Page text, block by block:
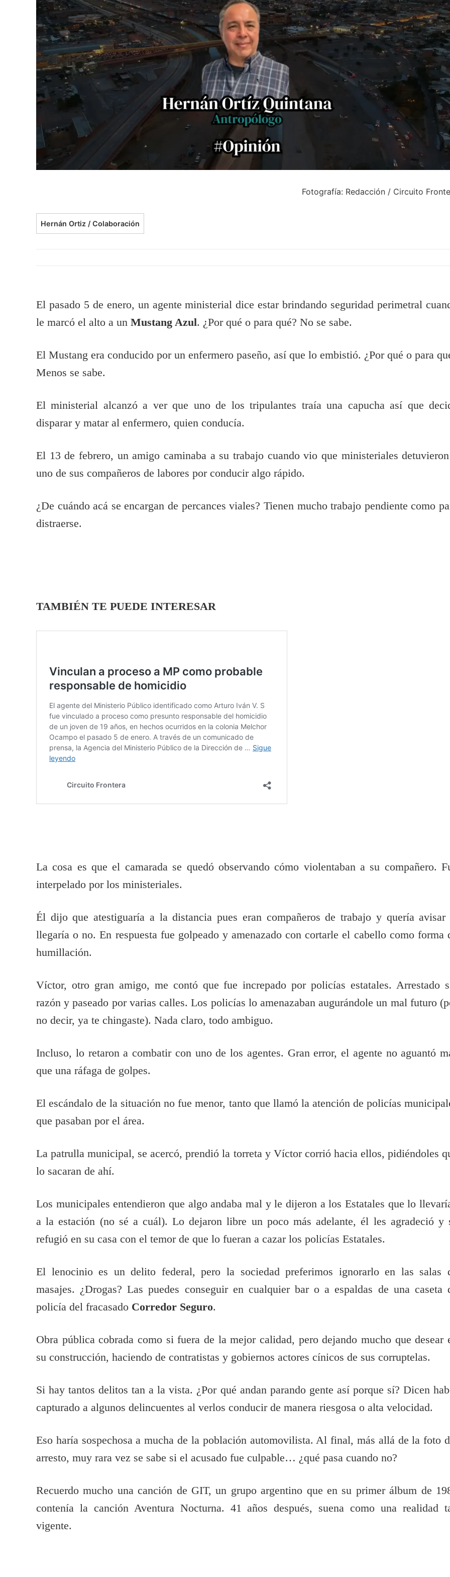
Fotografía: Redacción / Circuito
Hernán Ortiz / Colaboración
El pasado 5 de enero, un agente ministerial dice estar brindando seguridad perimetral
le marcó el alto a un Mustang Azul. ¿Por qué o para qué? No se sabe.
El Mustang era conducido por un enfermero paseño, así que lo embistió. ¿Por qué o para
Menos se sabe.
El ministerial alcanzó a ver que uno de los tripulantes traía una capucha así que
disparar y matar al enfermero, quien conducía.
El 13 de febrero, un amigo caminaba a su trabajo cuando vio que ministeriales
uno de sus compañeros de labores por conducir algo rápido.
¿De cuándo acá se encargan de percances viales? Tienen mucho trabajo pendiente como
distraerse.
TAMBIÉN TE PUEDE INTERESAR
La cosa es que el camarada se quedó observando cómo violentaban a su compañero.
interpelado por los ministeriales.
Él dijo que atestiguaría a la distancia pues eran compañeros de trabajo y quería avisar
llegaría o no. En respuesta fue golpeado y amenazado con cortarle el cabello como forma
humillación.
Víctor, otro gran amigo, me contó que fue increpado por policías estatales. Arrestado
razón y paseado por varias calles. Los policías lo amenazaban augurándole un mal futuro
no decir, ya te chingaste). Nada claro, todo ambiguo.
Incluso, lo retaron a combatir con uno de los agentes. Gran error, el agente no aguantó
que una ráfaga de golpes.
El escándalo de la situación no fue menor, tanto que llamó la atención de policías
que pasaban por el área.
La patrulla municipal, se acercó, prendió la torreta y Víctor corrió hacia ellos, pidiéndoles
lo sacaran de ahí.
Los municipales entendieron que algo andaba mal y le dijeron a los Estatales que lo
a la estación (no sé a cuál). Lo dejaron libre un poco más adelante, él les agradeció y
refugió en su casa con el temor de que lo fueran a cazar los policías Estatales.
El lenocinio es un delito federal, pero la sociedad preferimos ignorarlo en las salas
masajes. ¿Drogas? Las puedes conseguir en cualquier bar o a espaldas de una caseta
policía del fracasado Corredor Seguro.
Obra pública cobrada como si fuera de la mejor calidad, pero dejando mucho que desear
su construcción, haciendo de contratistas y gobiernos actores cínicos de sus corruptelas.
Si hay tantos delitos tan a la vista. ¿Por qué andan parando gente así porque sí? Dicen
capturado a algunos delincuentes al verlos conducir de manera riesgosa o alta velocidad.
Eso haría sospechosa a mucha de la población automovilista. Al final, más allá de la foto
arresto, muy rara vez se sabe si el acusado fue culpable… ¿qué pasa cuando no?
Recuerdo mucho una canción de GIT, un grupo argentino que en su primer álbum de
contenía la canción Aventura Nocturna. 41 años después, suena como una realidad
vigente.